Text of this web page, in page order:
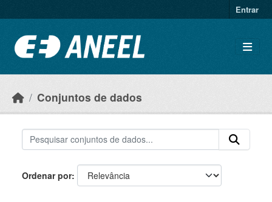
Entrar
Conjuntos de dados
Ordenar por